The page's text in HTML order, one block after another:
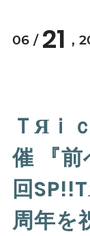
06 21
ＴЯｉ
催 『
回
周年を